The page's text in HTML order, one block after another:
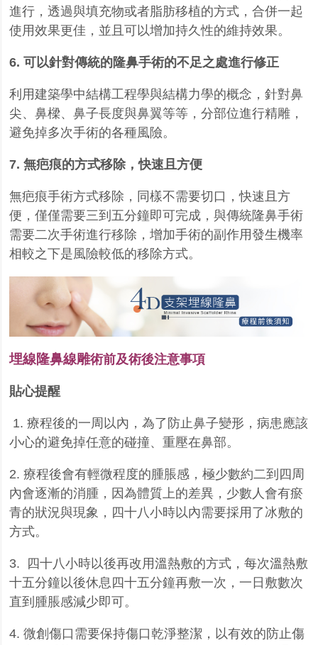
進行，透過與填充物或者脂肪移植的方式，合併一起
使用效果更佳，並且可以增加持久性的維持效果。
6.可以針對傳統的隆鼻手術的不足之處進行修正
利用建築學中結構工程學與結構力學的概念，針對鼻
尖、鼻樑、鼻子長度與鼻翼等等，分部位進行精雕，
避免掉多次手術的各種風險。
7.無疤痕的方式移除，快速且方便
無疤痕手術方式移除，同樣不需要切口，快速且方
便，僅僅需要三到五分鐘即可完成，與傳統隆鼻手術
需要二次手術進行移除，增加手術的副作用發生機率
相較之下是風險較低的移除方式。
埋線隆鼻線雕術前及術後注意事項
貼心提醒
1.療程後的一周以內，為了防止鼻子變形，病患應該
小心的避免掉任意的碰撞、重壓在鼻部。
2.療程後會有輕微程度的腫脹感，極少數約二到四周
內會逐漸的消腫，因為體質上的差異，少數人會有瘀
青的狀況與現象，四十八小時以內需要採用了冰敷的
方式。
3.
四十八小時以後再改用溫熱敷的方式，每次溫熱敷
十五分鐘以後休息四十五分鐘再敷一次，一日敷數次
直到腫脹感減少即可。
4.微創傷口需要保持傷口乾淨整潔，以有效的防止傷